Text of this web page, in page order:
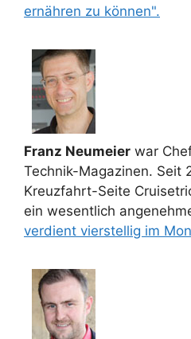
ernähren zu können".
Franz Neumeier war
Technik-Magazinen. Seit
Kreuzfahrt-Seite
ein wesentlich
verdient vierstellig im